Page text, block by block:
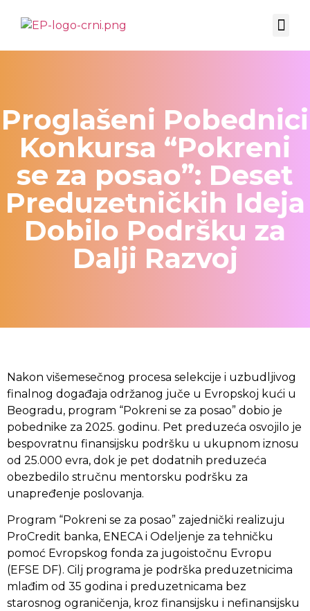
Proglašeni Pobednici
Konkursa “Pokreni
se za posao”: Deset
Preduzetničkih Ideja
Dobilo Podršku za
Dalji Razvoj
Nakon višemesečnog procesa selekcije i uzbudljivog
finalnog događaja održanog juče u Evropskoj kući u
Beogradu, program “Pokreni se za posao” dobio je
pobednike za 2025. godinu. Pet preduzeća osvojilo je
bespovratnu finansijsku podršku u ukupnom iznosu
od 25.000 evra, dok je pet dodatnih preduzeća
obezbedilo stručnu mentorsku podršku za
unapređenje poslovanja.
Program “Pokreni se za posao” zajednički realizuju
ProCredit banka, ENECA i Odeljenje za tehničku
pomoć Evropskog fonda za jugoistočnu Evropu
(EFSE DF). Cilj programa je podrška preduzetnicima
mlađim od 35 godina i preduzetnicama bez
starosnog ograničenja, kroz finansijsku i nefinansijsku